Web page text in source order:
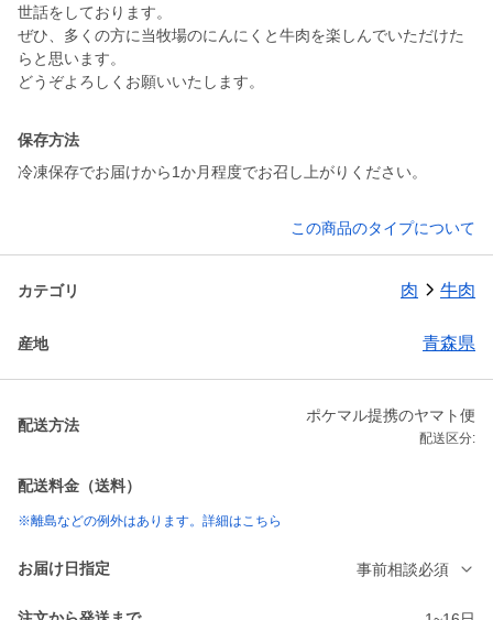
世話をしております。
ぜひ、多くの方に当牧場のにんにくと牛肉を楽しんでいただけた
らと思います。
どうぞよろしくお願いいたします。
保存方法
冷凍保存でお届けから1か月程度でお召し上がりください。
この商品のタイプについて
カテゴリ 肉 牛肉
産地 青森県
配送方法
ポケマル提携のヤマト便
配送区分:
配送料金（送料）
※離島などの例外はあります。詳細はこちら
お届け日指定 事前相談必須